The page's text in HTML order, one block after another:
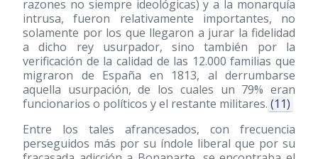
razones no siempre ideológicas) y a la monarquía
intrusa, fueron relativamente importantes, no
solamente por los que llegaron a jurar la fidelidad
a dicho rey usurpador, sino también por la
verificación de la calidad de las 12.000 familias que
migraron de España en 1813, al derrumbarse
aquella usurpación, de los cuales un 79% eran
funcionarios o políticos y el restante militares. (11)
Entre los tales afrancesados, con frecuencia
perseguidos más por su índole liberal que por su